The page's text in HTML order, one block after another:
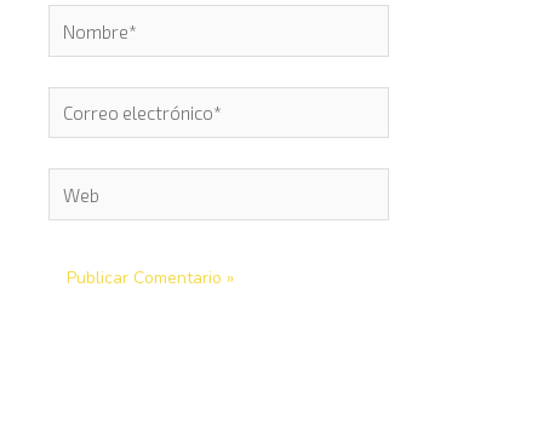
Nombre*
Correo
electrónico*
Web